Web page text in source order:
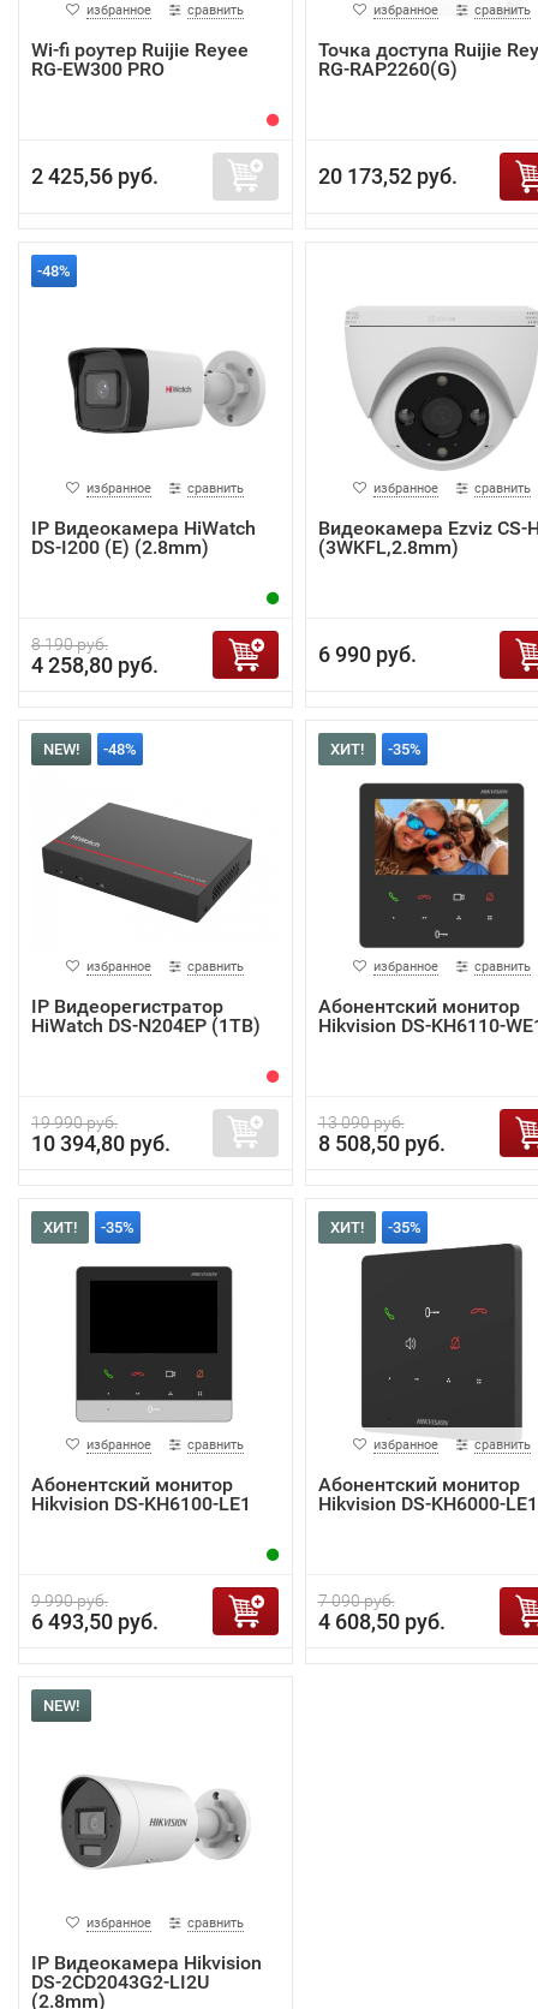
избранное сравнить
Wi-fi роутер Ruijie Reyee
RG-EW300 PRO
2 425,56 руб.
избранное сравнить
Точка доступа Ruijie
RG-RAP2260(G)
20 173,52 руб.
-48%
избранное сравнить
IP Видеокамера HiWatch
DS-I200 (E) (2.8mm)
8 190 руб.
4 258,80 руб.
избранное сравнить
Видеокамера Ezviz CS-
(3WKFL,2.8mm)
6 990 руб.
NEW! -48%
избранное сравнить
IP Видеорегистратор
HiWatch DS-N204EP (1TB)
19 990 руб.
10 394,80 руб.
ХИТ! -35%
избранное сравнить
Абонентский монитор
Hikvision DS-KH6110-
13 090 руб.
8 508,50 руб.
ХИТ! -35%
избранное сравнить
Абонентский монитор
Hikvision DS-KH6100-LE1
9 990 руб.
6 493,50 руб.
ХИТ! -35%
избранное сравнить
Абонентский монитор
Hikvision DS-KH6000-LE1
7 090 руб.
4 608,50 руб.
NEW!
избранное сравнить
IP Видеокамера Hikvision
DS-2CD2043G2-LI2U
(2.8mm)